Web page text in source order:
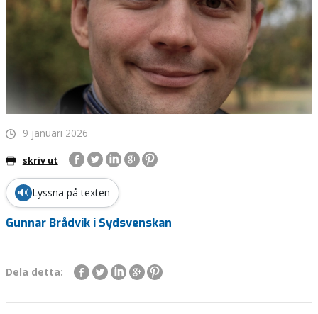
9 januari 2026
skriv ut
🔊 Lyssna på texten
Gunnar Brådvik i Sydsvenskan
Dela detta: